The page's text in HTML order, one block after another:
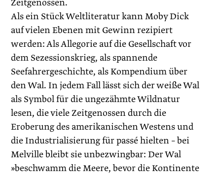
Zeitgenossen.
Als ein Stück Weltliteratur kann Moby Dick
auf vielen Ebenen mit Gewinn rezipiert
werden: Als Allegorie auf die Gesellschaft vor
dem Sezessionskrieg, als spannende
Seefahrergeschichte, als Kompendium über
den Wal. In jedem Fall lässt sich der weiße Wal
als Symbol für die ungezähmte Wildnatur
lesen, die viele Zeitgenossen durch die
Eroberung des amerikanischen Westens und
die Industrialisierung für passé hielten – bei
Melville bleibt sie unbezwingbar: Der Wal
»beschwamm die Meere, bevor die Kontinente